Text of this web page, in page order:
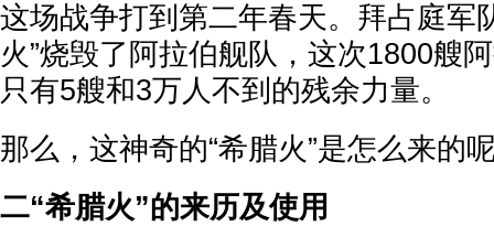
这场战争打到第二年春天。拜占庭军
火”烧毁了阿拉伯舰队，这次1800艘
只有5艘和3万人不到的残余力量。
那么，这神奇的“希腊火”是怎么来的
二“希腊火”的来历及使用